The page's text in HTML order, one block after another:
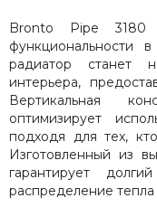
Bronto Pipe 3180
функциональности
радиатор станет
интерьера,
Вертикальная
оптимизирует
подходя для тех,
Изготовленный из
гарантирует
распределение